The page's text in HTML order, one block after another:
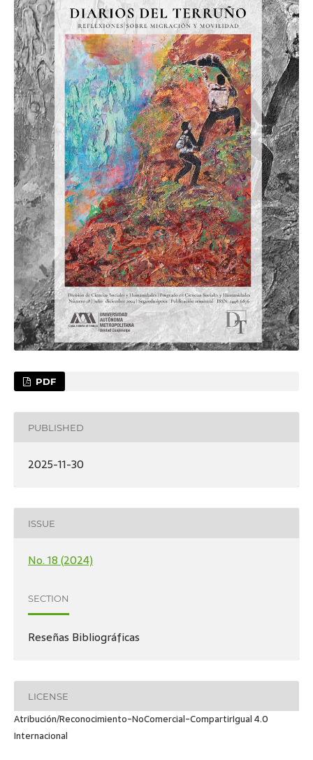
PDF
PUBLISHED
2025-11-30
ISSUE
No. 18 (2024)
SECTION
Reseñas Bibliográficas
LICENSE
Atribución/Reconocimiento-NoComercial-CompartirIgual 4.0
Internacional